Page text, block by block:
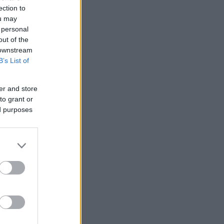
to
may
of the
List of
and store
grant or
purposes